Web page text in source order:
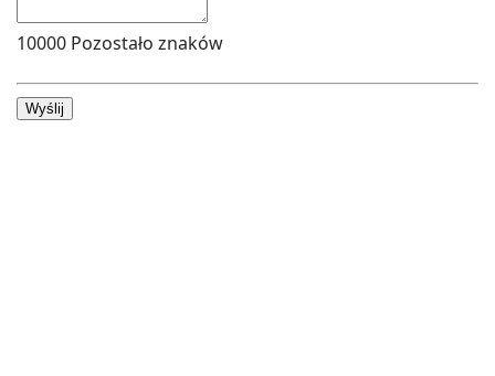
10000 Pozostało znaków
Wyślij